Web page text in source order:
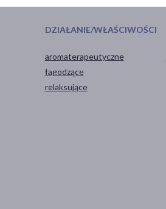
DZIAŁANIE/WŁAŚCIWOŚCI
aromaterapeutyczne
łagodzące
relaksujące